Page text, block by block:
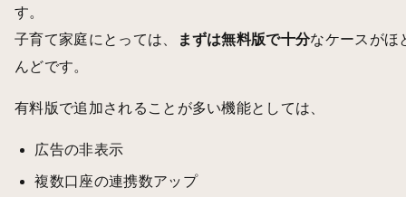
す。
子育て家庭にとっては、
まずは無料版で十分なケースがほ
んどです。
有料版で追加されることが多い機能としては、
広告の非表示
複数口座の連携数アップ